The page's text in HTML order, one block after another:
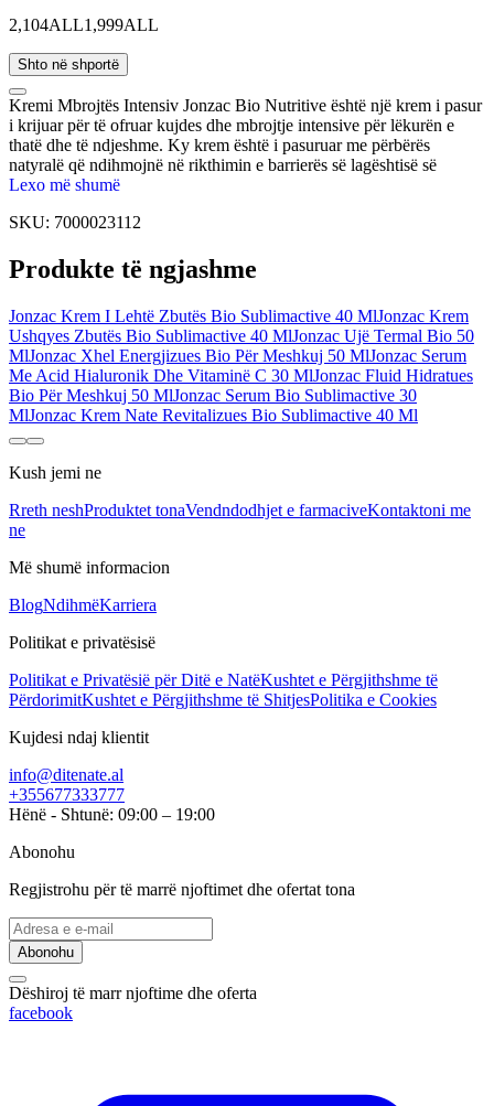
2,104ALL1,999ALL
Shto në shportë
Kremi Mbrojtës Intensiv Jonzac Bio Nutritive është një krem i pasur
i krijuar për të ofruar kujdes dhe mbrojtje intensive për lëkurën e
thatë dhe të ndjeshme. Ky krem është i pasuruar me përbërës
natyralë që ndihmojnë në rikthimin e barrierës së lagështisë së
lëkurës, shërimin e çarjeve dhe parandalimin e dëmtimit të
ndihet e butë, e lëmuar dhe thellësisht e hidratuar. Ideal për përdorim
rehati dhe mbrojtje të qëndrueshme edhe për lëkurën më të
ndjeshme.
Lexo më shumë
SKU: 7000023112
Produkte të ngjashme
Jonzac Krem I Lehtë Zbutës Bio Sublimactive 40 MlJonzac Krem
Ushqyes Zbutës Bio Sublimactive 40 MlJonzac Ujë Termal Bio 50
MlJonzac Xhel Energjizues Bio Për Meshkuj 50 MlJonzac Serum
Me Acid Hialuronik Dhe Vitaminë C 30 MlJonzac Fluid Hidratues
Bio Për Meshkuj 50 MlJonzac Serum Bio Sublimactive 30
MlJonzac Krem Nate Revitalizues Bio Sublimactive 40 Ml
Kush jemi ne
Rreth neshProduktet tonaVendndodhjet e farmaciveKontaktoni me
ne
Më shumë informacion
BlogNdihmëKarriera
Politikat e privatësisë
Politikat e Privatësië për Ditë e NatëKushtet e Përgjithshme të
PërdorimitKushtet e Përgjithshme të ShitjesPolitika e Cookies
Kujdesi ndaj klientit
info@ditenate.al
+355677333777
Hënë - Shtunë: 09:00 – 19:00
Abonohu
Regjistrohu për të marrë njoftimet dhe ofertat tona
Abonohu
Dëshiroj të marr njoftime dhe oferta
facebook